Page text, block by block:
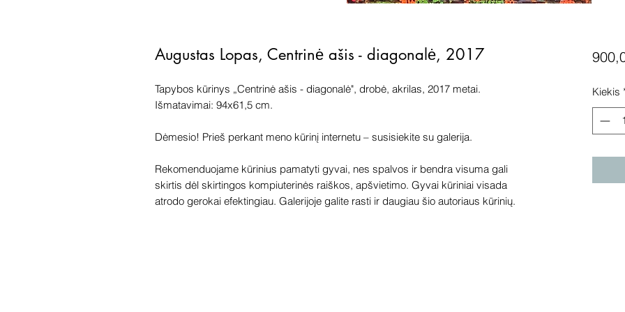
Augustas Lopas, Centrinė ašis - diagonalė, 2017
Tapybos kūrinys „Centrinė ašis - diagonalė", drobė, akrilas, 2017 metai.
Išmatavimai: 94x61,5 cm.
Dėmesio! Prieš perkant meno kūrinį internetu – susisiekite su galerija.
Rekomenduojame kūrinius pamatyti gyvai, nes spalvos ir bendra visuma gali
skirtis dėl skirtingos kompiuterinės raiškos, apšvietimo. Gyvai kūriniai visada
atrodo gerokai efektingiau. Galerijoje galite rasti ir daugiau šio autoriaus kūrinių.
Kiekis